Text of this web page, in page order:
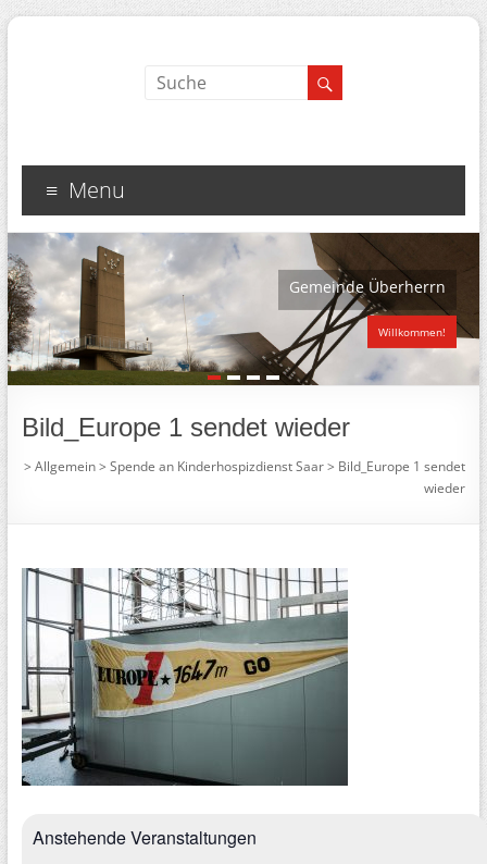
Menu
Gemeinde Überherrn
Willkommen!
1 2 3 4
Bild_Europe 1 sendet wieder
>Allgemein>Spende an Kinderhospizdienst Saar> Bild_Europe 1 sendet
wieder
Anstehende Veranstaltungen